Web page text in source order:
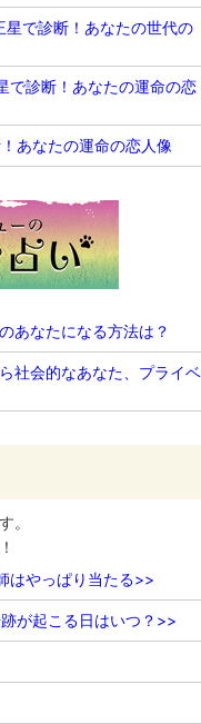
で診断！あなたの世代の
で診断！あなたの運命の恋
あなたの運命の恋人像
あなたになる方法は？
社会的なあなた、プライベ
。
はやっぱり当たる>>
が起こる日はいつ？>>